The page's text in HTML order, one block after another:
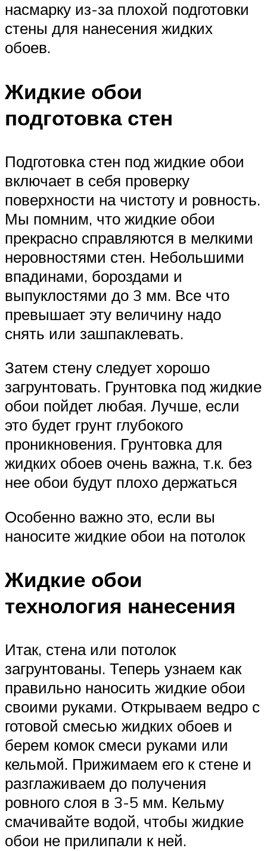
насмарку из-за плохой подготовки
стены для нанесения жидких
обоев.
Жидкие обои
подготовка стен
Подготовка стен под жидкие обои
включает в себя проверку
поверхности на чистоту и ровность.
Мы помним, что жидкие обои
прекрасно справляются в мелкими
неровностями стен. Небольшими
впадинами, бороздами и
выпуклостями до 3 мм. Все что
превышает эту величину надо
снять или зашпаклевать.
Затем стену следует хорошо
загрунтовать. Грунтовка под жидкие
обои пойдет любая. Лучше, если
это будет грунт глубокого
проникновения. Грунтовка для
жидких обоев очень важна, т.к. без
нее обои будут плохо держаться
Особенно важно это, если вы
наносите жидкие обои на потолок
Жидкие обои
технология нанесения
Итак, стена или потолок
загрунтованы. Теперь узнаем как
правильно наносить жидкие обои
своими руками. Открываем ведро с
готовой смесью жидких обоев и
берем комок смеси руками или
кельмой. Прижимаем его к стене и
разглаживаем до получения
ровного слоя в 3-5 мм. Кельму
смачивайте водой, чтобы жидкие
обои не прилипали к ней.